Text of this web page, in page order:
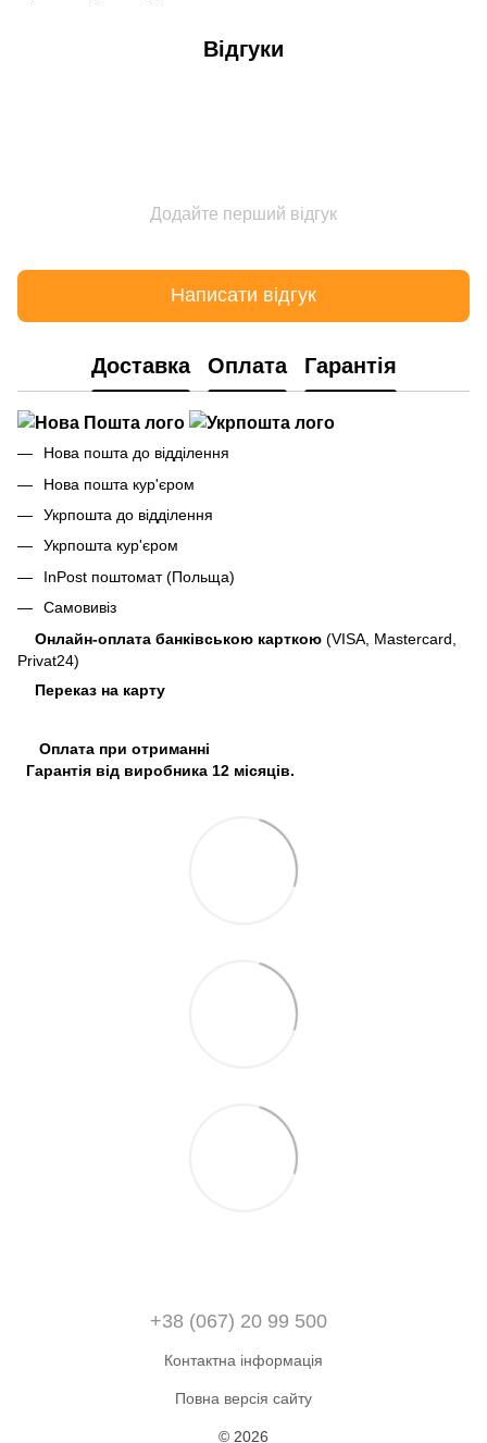
Відгуки
Додайте перший відгук
Написати відгук
Доставка Оплата Гарантія
Нова пошта до відділення
Нова пошта кур'єром
Укрпошта до відділення
Укрпошта кур'єром
InPost поштомат (Польща)
Самовивіз
Онлайн-оплата банківською карткою (VISA, Mastercard,
Privat24)
Переказ на карту
Оплата при отриманні
Гарантія від виробника 12 місяців.
+38 (067) 20 99 500
Контактна інформація
Повна версія сайту
© 2026